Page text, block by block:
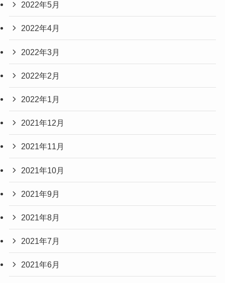
2022年5月
2022年4月
2022年3月
2022年2月
2022年1月
2021年12月
2021年11月
2021年10月
2021年9月
2021年8月
2021年7月
2021年6月